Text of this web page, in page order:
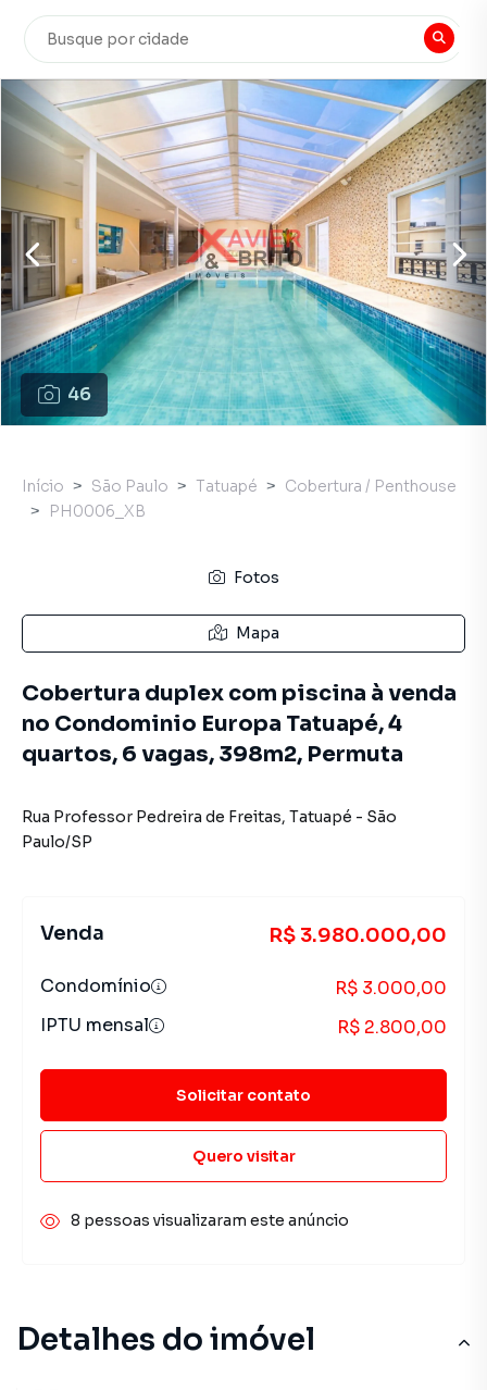
46
Detalhes do imóvel
Início São Paulo Tatuapé
Cobertura / Penthouse
PH0006_XB
Fotos
Mapa
Cobertura duplex com piscina à venda
no Condominio Europa Tatuapé, 4
quartos, 6 vagas, 398m2, Permuta
Rua Professor Pedreira de Freitas, Tatuapé - São
Paulo/SP
Venda R$ 3.980.000,00
Condomínio
R$ 3.000,00
IPTU mensal
R$ 2.800,00
Solicitar contato
Quero visitar
8 pessoas visualizaram este anúncio